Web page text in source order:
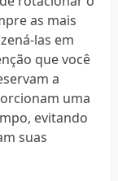
as mais
las em
que você
a
uma
evitando
suas